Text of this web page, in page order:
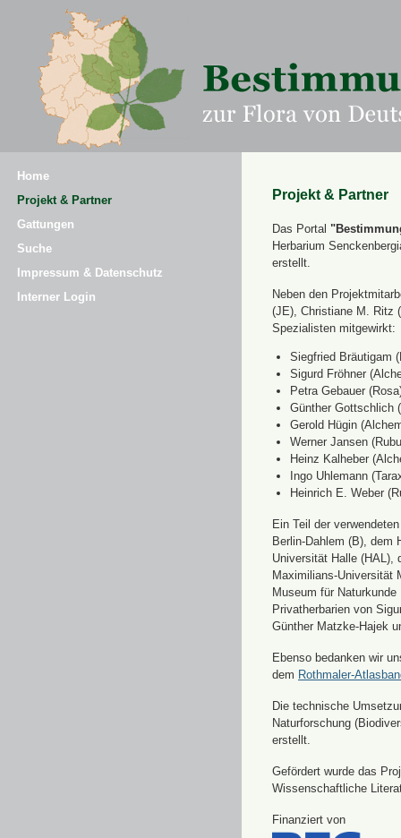
Home
Projekt & Partner
Gattungen
Suche
Impressum & Datenschutz
Interner Login
Projekt & Partner
Das Portal
Herbarium
erstellt.
Neben den
(JE), Christiane M. Ritz
Spezialisten mitgewirkt:
Siegfried Bräutigam
Sigurd Fröhner
Petra Gebauer
Günther Gottschlich
Gerold Hügin
Werner Jansen
Heinz Kalheber
Ingo Uhlemann
Heinrich E. Weber
Ein Teil der
Berlin-Dahlem (B), dem
Universität Halle (HAL),
Maximilians-Universität
Museum für
Privatherbarien von
Günther Matzke-Hajek
Ebenso bedanken wir
dem Rothmaler-
Die technische
Naturforschung
erstellt.
Gefördert wurde das
Wissenschaftliche
Finanziert von